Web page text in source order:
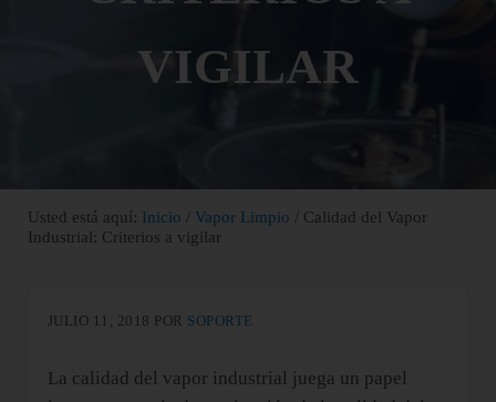
VIGILAR
Usted está aquí: Inicio / Vapor Limpio / Calidad del Vapor
Industrial: Criterios a vigilar
JULIO 11, 2018 POR SOPORTE
La calidad del vapor industrial juega un papel